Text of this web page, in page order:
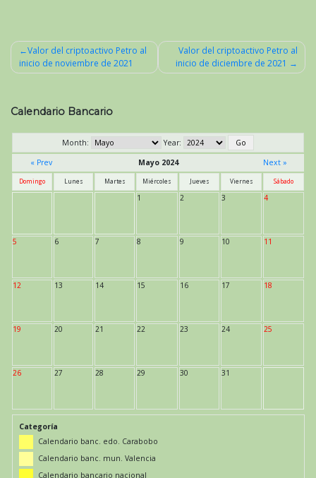
Navegación
entradas
Valor del criptoactivo Petro al
inicio de noviembre de 2021
Valor del criptoactivo Petro al
inicio de diciembre de 2021
Calendario Bancario
Month:
Year:
« Prev
Mayo 2024 Next »
Domingo Lunes Martes Miércoles Jueves Viernes Sábado
1 2 3 4
5 6 7 8 9 10 11
12 13 14 15 16 17 18
19 20 21 22 23 24 25
26 27 28 29 30 31
Categoría
Calendario banc. edo. Carabobo
Calendario banc. mun. Valencia
Calendario bancario nacional